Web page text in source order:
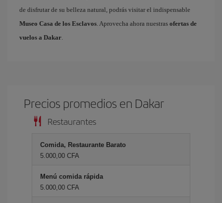
de disfrutar de su belleza natural, podrás visitar el indispensable
Museo Casa de los Esclavos. Aprovecha ahora nuestras ofertas de
vuelos a Dakar.
Precios promedios en Dakar
Restaurantes
Comida, Restaurante Barato
5.000,00 CFA
Menú comida rápida
5.000,00 CFA